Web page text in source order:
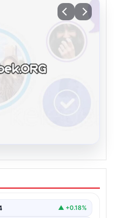
İletişimin Seviyeli
ifade etmektedir. ▲ +0.18%